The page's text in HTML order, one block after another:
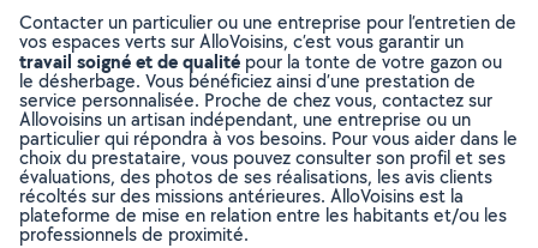
Contacter un particulier ou une entreprise pour l’entretien de
vos espaces verts sur AlloVoisins, c’est vous garantir un
travail soigné et de qualité pour la tonte de votre gazon ou
le désherbage. Vous bénéficiez ainsi d’une prestation de
service personnalisée. Proche de chez vous, contactez sur
Allovoisins un artisan indépendant, une entreprise ou un
particulier qui répondra à vos besoins. Pour vous aider dans le
choix du prestataire, vous pouvez consulter son profil et ses
évaluations, des photos de ses réalisations, les avis clients
récoltés sur des missions antérieures. AlloVoisins est la
plateforme de mise en relation entre les habitants et/ou les
professionnels de proximité.